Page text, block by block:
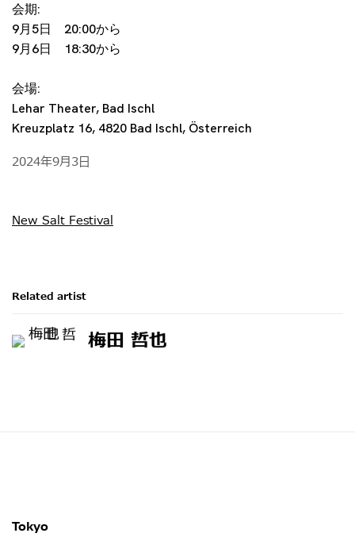
会期:
9月5日 20:00から
9月6日 18:30から
会場:
Lehar Theater, Bad Ischl
Kreuzplatz 16, 4820 Bad Ischl, Österreich
2024年9月3日
New Salt Festival
Related artist
梅田 哲也
Tokyo